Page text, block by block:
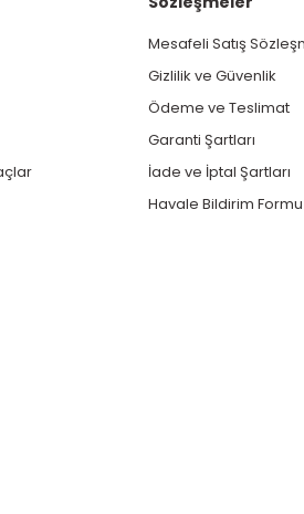
Mesafeli Satış
Gizlilik ve Güvenlik
Ödeme ve Teslimat
Garanti Şartları
İade ve İptal Şartları
Havale Bildirim Formu